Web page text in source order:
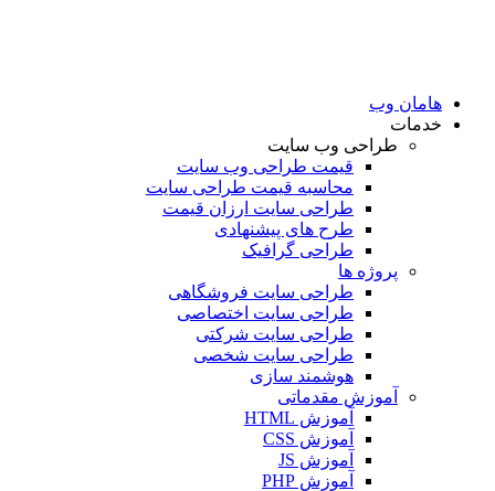
وب
طراحی وب سایت
قیمت طراحی وب سایت
محاسبه قیمت طراحی سایت
طراحی سایت ارزان قیمت
طرح های پیشنهادی
طراحی گرافیک
پروژه ها
طراحی سایت فروشگاهی
طراحی سایت اختصاصی
طراحی سایت شرکتی
طراحی سایت شخصی
هوشمند سازی
آموزش مقدماتی
آموزش HTML
آموزش CSS
آموزش JS
آموزش PHP